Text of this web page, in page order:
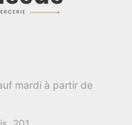
mardi à partir de